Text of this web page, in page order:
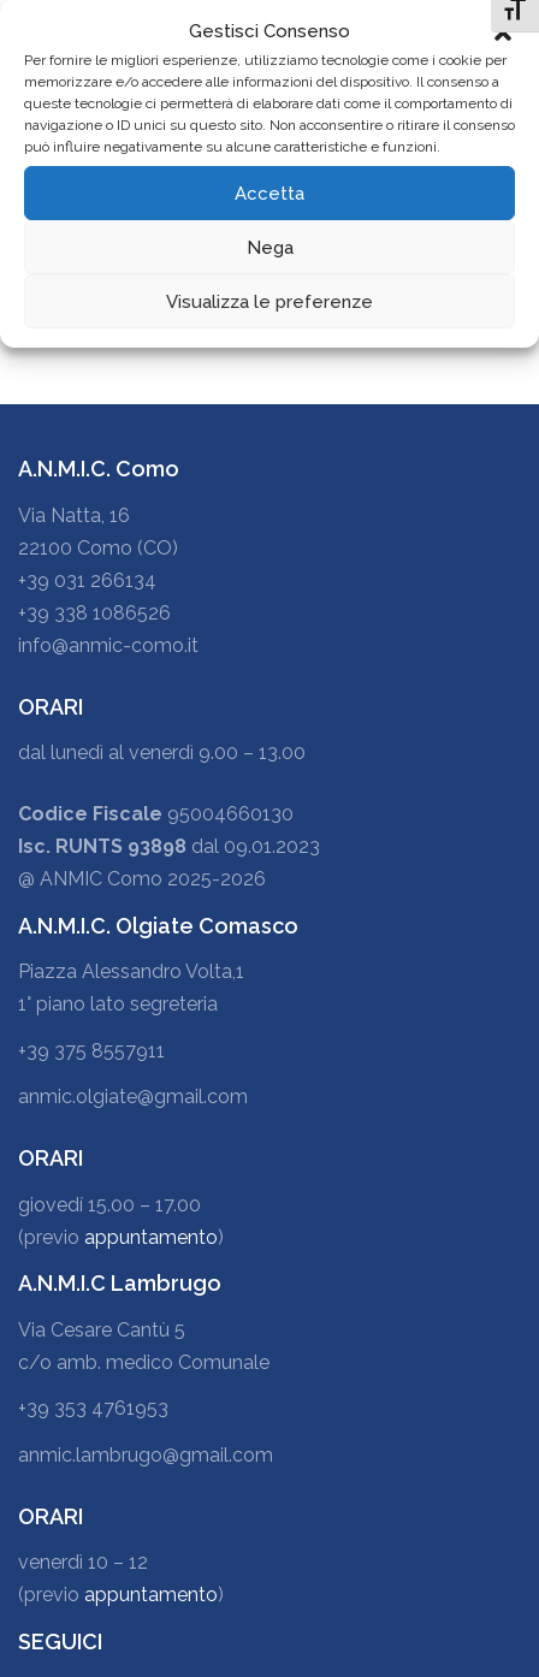
Gestisci Consenso
Per fornire le migliori esperienze, utilizziamo tecnologie come i cookie per
memorizzare e/o accedere alle informazioni del dispositivo. Il consenso a
queste tecnologie ci permetterà di elaborare dati come il comportamento di
navigazione o ID unici su questo sito. Non acconsentire o ritirare il consenso
può influire negativamente su alcune caratteristiche e funzioni.
Accetta
Nega
Visualizza le preferenze
Rinvio dello Screening Uditivo gratuito
causa ondata di calore
Archivio News
A.N.M.I.C. Como
Via Natta, 16
22100 Como (CO)
+39 031 266134
+39 338 1086526
info@anmic-como.it
ORARI
dal lunedì al venerdì 9.00 – 13.00
Codice Fiscale 95004660130
Isc. RUNTS 93898 dal 09.01.2023
@ ANMIC Como 2025-2026
A.N.M.I.C. Olgiate Comasco
Piazza Alessandro Volta,1
1° piano lato segreteria
+39 375 8557911
anmic.olgiate@gmail.com
ORARI
giovedí 15.00 – 17.00
(previo appuntamento)
A.N.M.I.C Lambrugo
Via Cesare Cantù 5
c/o amb. medico Comunale
+39 353 4761953
anmic.lambrugo@gmail.com
ORARI
venerdì 10 – 12
(previo appuntamento)
SEGUICI